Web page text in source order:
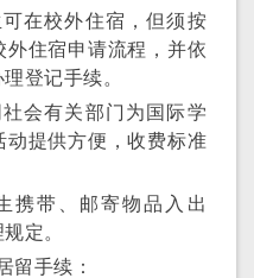
在校外住宿，但须按
外住宿申请流程，并依
登记手续。
会有关部门为国际学
动提供方便，收费标准
携带、邮寄物品入出
定。
留手续：